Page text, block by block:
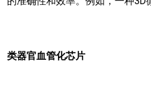
类器官血管化芯片